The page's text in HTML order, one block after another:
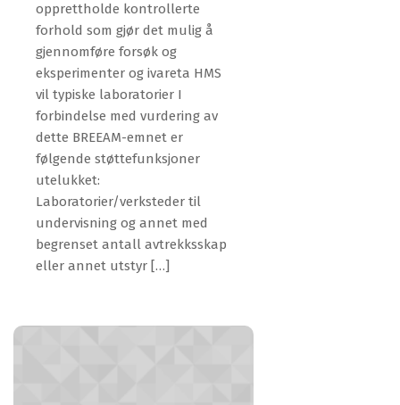
opprettholde kontrollerte
forhold som gjør det mulig å
gjennomføre forsøk og
eksperimenter og ivareta HMS
vil typiske laboratorier I
forbindelse med vurdering av
dette BREEAM-emnet er
følgende støttefunksjoner
utelukket:
Laboratorier/verksteder til
undervisning og annet med
begrenset antall avtrekksskap
eller annet utstyr […]